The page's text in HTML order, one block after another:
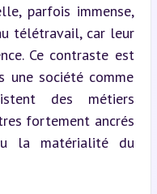
parfois immense,
télétravail, car leur
Ce contraste est
une société comme
des métiers
fortement ancrés
la matérialité du